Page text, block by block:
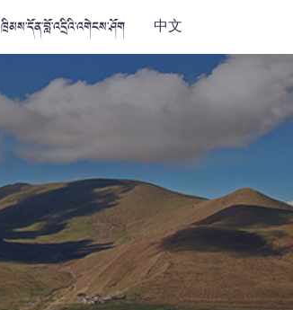
ཁྲིམས་དོན་བློ་འདྲིའི་འགེངས་ཤོག 中文